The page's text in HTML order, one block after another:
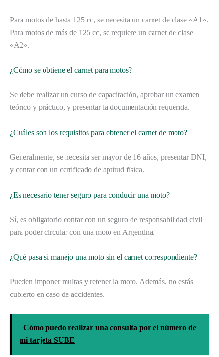
Para motos de hasta 125 cc, se necesita un carnet de clase «A1».
Para motos de más de 125 cc, se requiere un carnet de clase
«A2».
¿Cómo se obtiene el carnet para motos?
Se debe realizar un curso de capacitación, aprobar un examen
teórico y práctico, y presentar la documentación requerida.
¿Cuáles son los requisitos para obtener el carnet de moto?
Generalmente, se necesita ser mayor de 16 años, presentar DNI,
y contar con un certificado de aptitud física.
¿Es necesario tener seguro para conducir una moto?
Sí, es obligatorio contar con un seguro de responsabilidad civil
para poder circular con una moto en Argentina.
¿Qué pasa si manejo una moto sin el carnet correspondiente?
Pueden imponer multas y retener la moto. Además, no estás
cubierto en caso de accidentes.
Cómo puedo realizar una consulta por el número de
mi tarjeta SUBE